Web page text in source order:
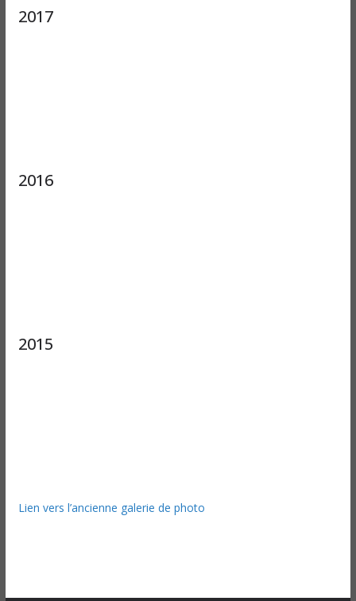
2017
2016
2015
Lien vers l’ancienne galerie de photo